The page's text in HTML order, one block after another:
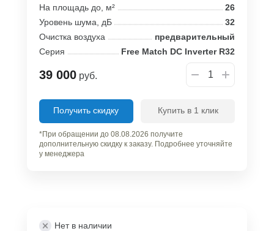
На площадь до, м²
26
Уровень шума, дБ
32
Очистка воздуха
предварительный
Серия
Free Match DC Inverter R32
39 000 руб.
Получить скидку Купить в 1 клик
*При обращении до 08.08.2026 получите
дополнительную скидку к заказу. Подробнее уточняйте
у менеджера
Нет в наличии